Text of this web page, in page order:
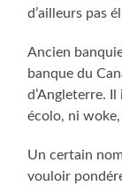
d’ailleurs pas
Ancien
banque du
d’Angleterre.
écolo, ni
Un certain
vouloir